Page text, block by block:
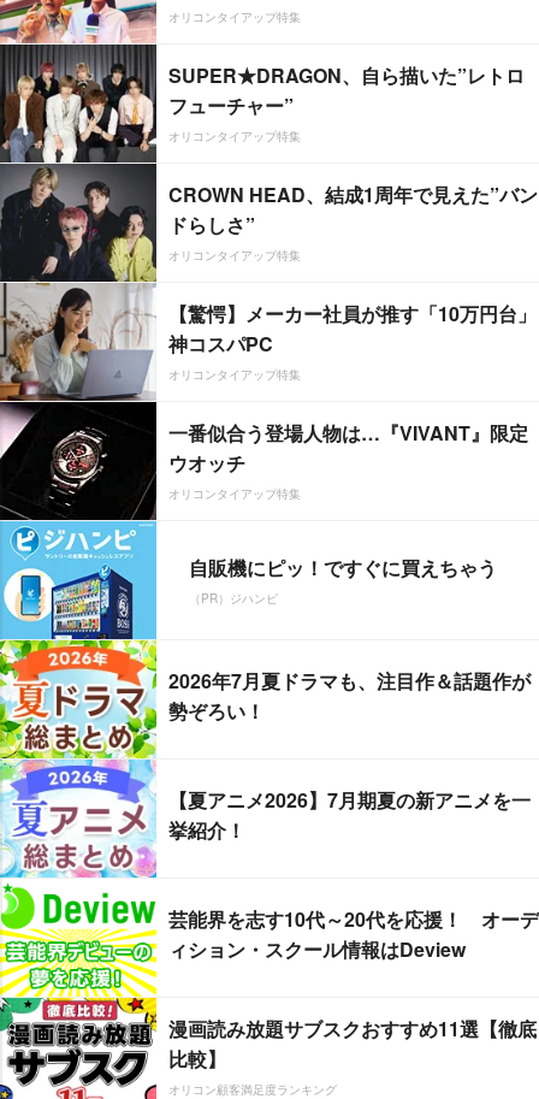
オリコンタイアップ特集
SUPER★DRAGON、自ら描いた”レトロ
フューチャー”
オリコンタイアップ特集
CROWN HEAD、結成1周年で見えた”バン
ドらしさ”
オリコンタイアップ特集
【驚愕】メーカー社員が推す「10万円台」
神コスパPC
オリコンタイアップ特集
一番似合う登場人物は…『VIVANT』限定
ウオッチ
オリコンタイアップ特集
自販機にピッ！ですぐに買えちゃう
（PR）ジハンピ
2026年7月夏ドラマも、注目作＆話題作が
勢ぞろい！
【夏アニメ2026】7月期夏の新アニメを一
挙紹介！
芸能界を志す10代～20代を応援！ オーデ
ィション・スクール情報はDeview
漫画読み放題サブスクおすすめ11選【徹底
比較】
オリコン顧客満足度ランキング